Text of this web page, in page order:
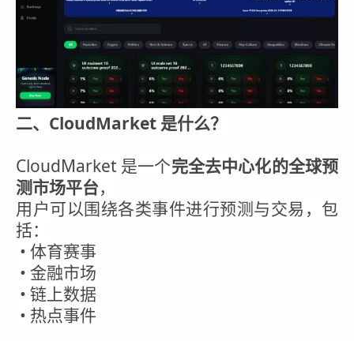
二、CloudMarket 是什么？
CloudMarket 是一个完全去中心化的全球预
测市场平台，
用户可以围绕各类事件进行预测与交易，包
括：
• 体育赛事
• 金融市场
• 链上数据
• 热点事件